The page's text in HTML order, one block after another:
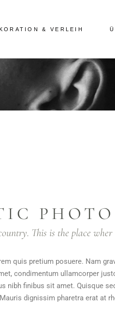
& VERLEIH
This is the place wher
quis pretium posuere. Nam
condimentum ullamcorper
nibh finibus sit amet. Quisque
dignissim pharetra erat at